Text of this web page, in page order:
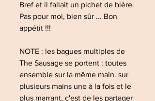
Bref et il fallait un pichet de bière.
Pas pour moi, bien sûr ... Bon
appétit !!!
NOTE : les bagues multiples de
The Sausage se portent : toutes
ensemble sur la même main. sur
plusieurs mains une à la fois et le
plus marrant, c'est de les partager